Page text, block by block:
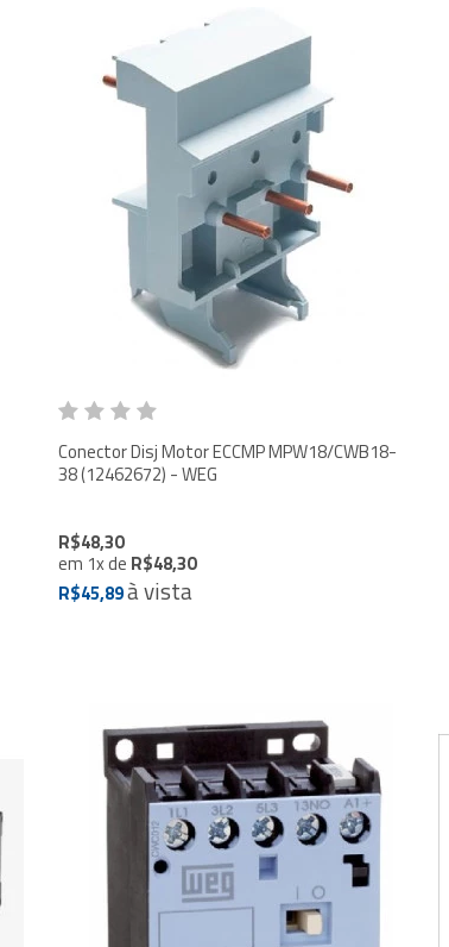
Conector Disj Motor ECCMP MPW18/CWB18-
38 (12462672) - WEG
R$48,30
em 1xde R$48,30
R$45,89à vista